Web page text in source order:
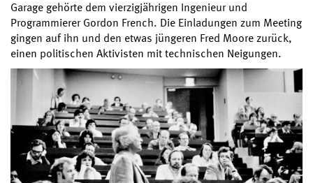
Garage gehörte dem vierzigjährigen Ingenieur und
Programmierer Gordon French. Die Einladungen zum Meeting
gingen auf ihn und den etwas jüngeren Fred Moore zurück,
einen politischen Aktivisten mit technischen Neigungen.